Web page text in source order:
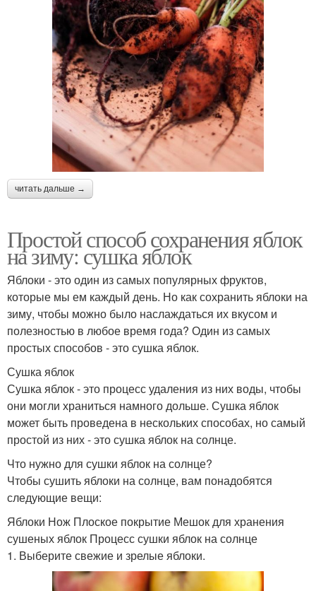
читать дальше →
Простой способ сохранения яблок
на зиму: сушка яблок
Яблоки - это один из самых популярных фруктов,
которые мы ем каждый день. Но как сохранить яблоки на
зиму, чтобы можно было наслаждаться их вкусом и
полезностью в любое время года? Один из самых
простых способов - это сушка яблок.
Сушка яблок
Сушка яблок - это процесс удаления из них воды, чтобы
они могли храниться намного дольше. Сушка яблок
может быть проведена в нескольких способах, но самый
простой из них - это сушка яблок на солнце.
Что нужно для сушки яблок на солнце?
Чтобы сушить яблоки на солнце, вам понадобятся
следующие вещи:
Яблоки Нож Плоское покрытие Мешок для хранения
сушеных яблок Процесс сушки яблок на солнце
1. Выберите свежие и зрелые яблоки.